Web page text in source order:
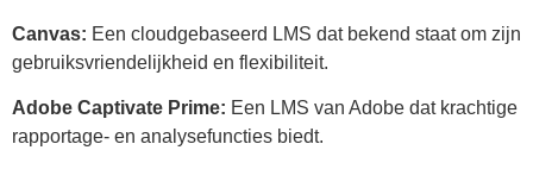
Canvas: Een cloudgebaseerd LMS dat bekend staat om zijn
gebruiksvriendelijkheid en flexibiliteit.
Adobe Captivate Prime: Een LMS van Adobe dat krachtige
rapportage- en analysefuncties biedt.